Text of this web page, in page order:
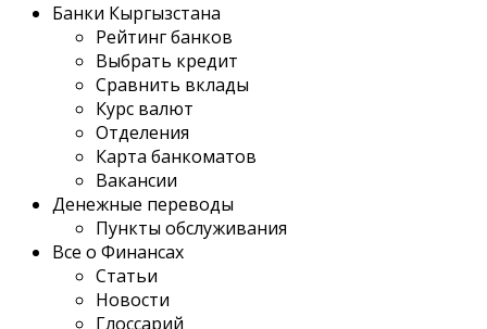
Банки Кыргызстана
Рейтинг банков
Выбрать кредит
Сравнить вклады
Курс валют
Отделения
Карта банкоматов
Вакансии
Денежные переводы
Пункты обслуживания
Все о Финансах
Статьи
Новости
Глоссарий